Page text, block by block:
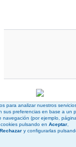
para analizar nuestros
sus preferencias en base a un
navegación (por ejemplo,
pulsando enAceptar
Rechazar y configurarlas